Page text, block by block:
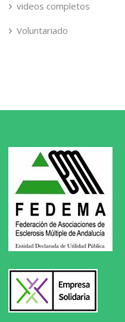
videos completos
Voluntariado